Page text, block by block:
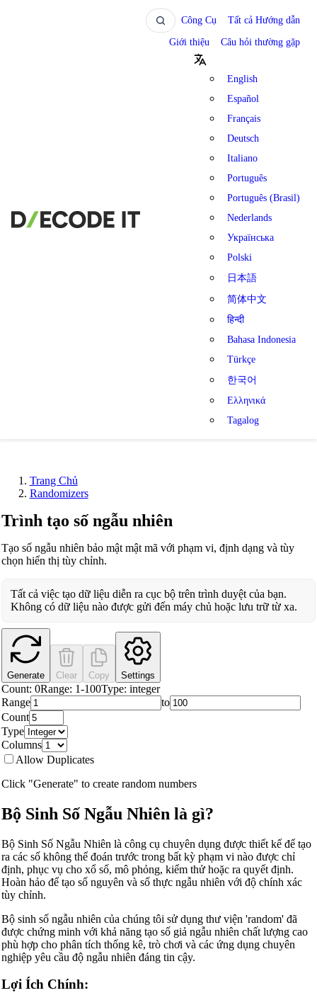
Công Cụ Tất cả Hướng dẫn
Giới thiệu Câu hỏi thường gặp
English
Español
Français
Deutsch
Italiano
Português
Português (Brasil)
Nederlands
Українська
Polski
日本語
简体中文
हिन्दी
Bahasa Indonesia
Türkçe
한국어
Ελληνικά
Tagalog
Trang Chủ
Randomizers
Trình tạo số ngẫu nhiên
Tạo số ngẫu nhiên bảo mật mật mã với phạm vi, định dạng và tùy
chọn hiển thị tùy chỉnh.
Tất cả việc tạo dữ liệu diễn ra cục bộ trên trình duyệt của bạn.
Không có dữ liệu nào được gửi đến máy chủ hoặc lưu trữ từ xa.
Generate Clear Copy Settings
Count: 0Range: 1-100Type: integer
Range
to
Count
Type
Columns
Allow Duplicates
Click "Generate" to create random numbers
Bộ Sinh Số Ngẫu Nhiên là gì?
Bộ Sinh Số Ngẫu Nhiên là công cụ chuyên dụng được thiết kế để tạo
ra các số không thể đoán trước trong bất kỳ phạm vi nào được chỉ
định, phục vụ cho xổ số, mô phỏng, kiểm thử hoặc ra quyết định.
Hoàn hảo để tạo số nguyên và số thực ngẫu nhiên với độ chính xác
tùy chỉnh.
Bộ sinh số ngẫu nhiên của chúng tôi sử dụng thư viện 'random' đã
được chứng minh với khả năng tạo số giả ngẫu nhiên chất lượng cao
phù hợp cho phân tích thống kê, trò chơi và các ứng dụng chuyên
nghiệp yêu cầu độ ngẫu nhiên đáng tin cậy.
Lợi Ích Chính: